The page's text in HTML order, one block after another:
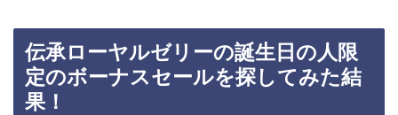
伝承ローヤルゼリーの誕生日の人限
定のボーナスセールを探してみた結
果！